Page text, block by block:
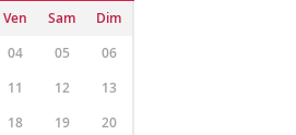
Ven Sam
Dim
04 05
06
11 12
13
18 19
20